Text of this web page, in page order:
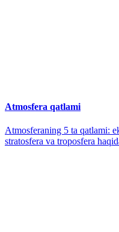
Atmosfera qatlami
Atmosferaning 5 ta qatlami:
stratosfera va troposfera